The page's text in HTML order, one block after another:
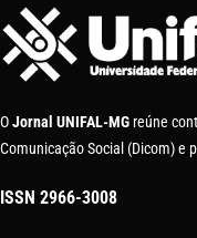
OJornal UNIFAL-MG reúne
Comunicação Social (Dicom) e
ISSN 2966-3008